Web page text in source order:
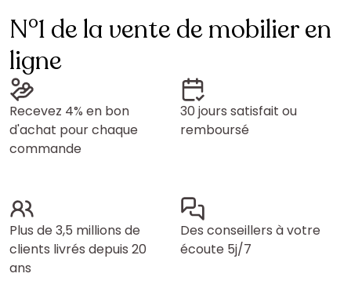
N°1 de la vente de mobilier en
ligne
Recevez 4% en bon
d'achat pour chaque
commande
30 jours satisfait ou
remboursé
Plus de 3,5 millions de
clients livrés depuis 20
ans
Des conseillers à votre
écoute 5j/7